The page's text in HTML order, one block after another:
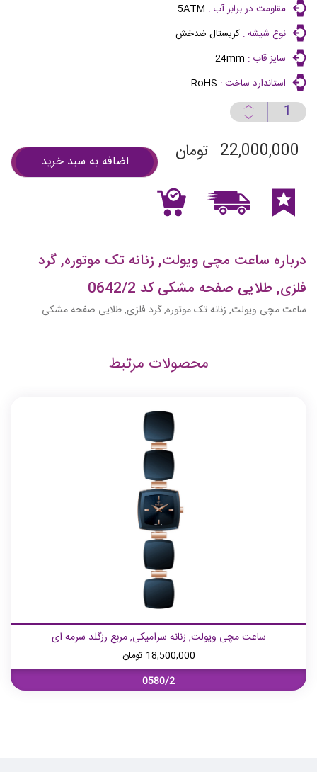
مقاومت در برابر آب : 5ATM
نوع شیشه : کریستال ضدخش
سایز قاب : 24mm
استاندارد ساخت : RoHS
22,000,000 تومان اضافه به سبد خرید
درباره ساعت مچی ویولت, زنانه تک موتوره, گرد
فلزی, طلایی صفحه مشکی کد 0642/2
ساعت مچی ویولت, زنانه تک موتوره, گرد فلزی, طلایی صفحه مشکی
محصولات مرتبط
ساعت مچی ویولت, زنانه سرامیکی, مربع رزگلد سرمه ای
18,500,000 تومان
0580/2